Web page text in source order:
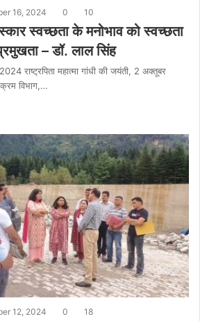
16, 2024 0 10
स्वच्छता के मनोभाव को स्वच्छता
– डॉ. लाल सिंह
राष्ट्रपिता महात्मा गांधी की जयंती, 2 अक्तूबर
विभाग,…
12, 2024 0 18